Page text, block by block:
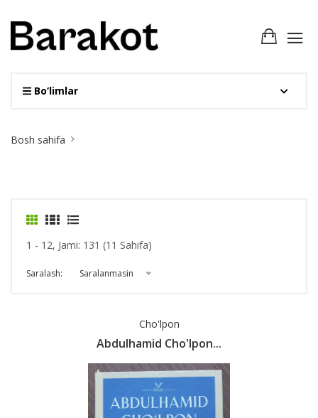
Bo‘limlar
Breadcrumb
Bosh sahifa
1 - 12, Jami: 131 (11 Sahifa)
Saralash: Saralanmasin
Cho'lpon
Abdulhamid Cho'lpon...